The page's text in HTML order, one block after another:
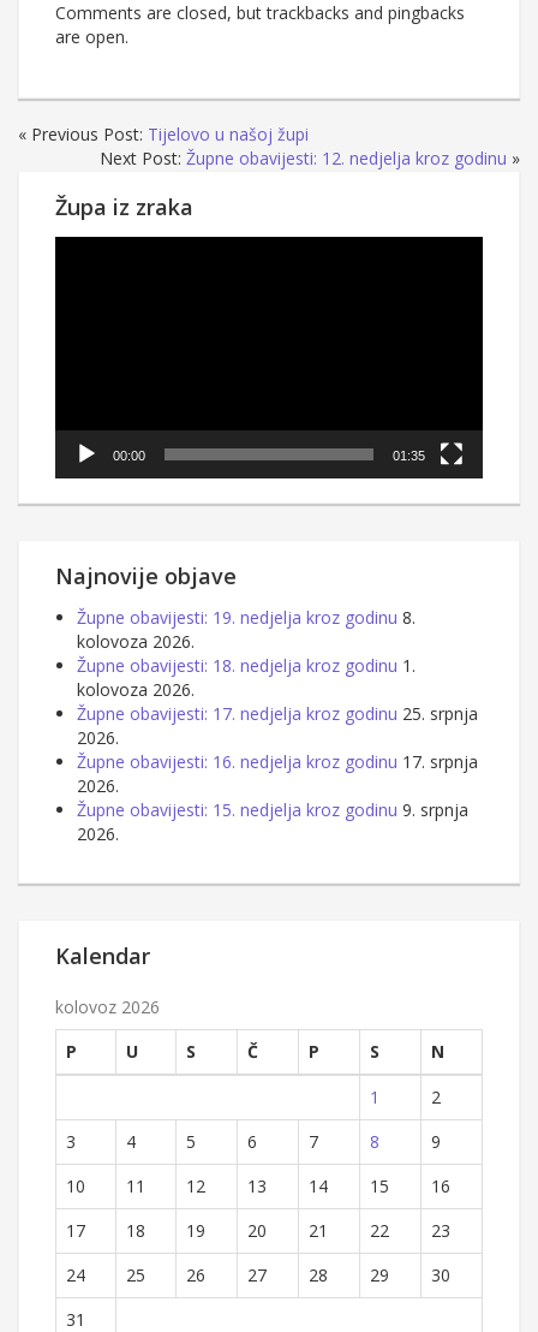
Comments are closed, but trackbacks and pingbacks
are open.
« Previous Post: Tijelovo u našoj župi
Next Post: Župne obavijesti: 12. nedjelja kroz godinu »
Župa iz zraka
00:00 01:35
Najnovije objave
Župne obavijesti: 19. nedjelja kroz godinu 8.
kolovoza 2026.
Župne obavijesti: 18. nedjelja kroz godinu 1.
kolovoza 2026.
Župne obavijesti: 17. nedjelja kroz godinu 25. srpnja
2026.
Župne obavijesti: 16. nedjelja kroz godinu 17. srpnja
2026.
Župne obavijesti: 15. nedjelja kroz godinu 9. srpnja
2026.
Kalendar
kolovoz 2026
P
U S Č P S
N
1
2
3
4 5 6 7 8
9
10
11 12 13 14 15
16
17
18 19 20 21 22
23
24
25 26 27 28 29
30
31